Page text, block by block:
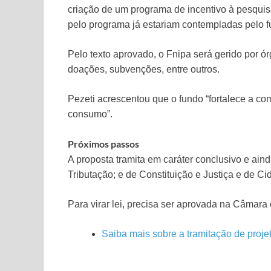
criação de um programa de incentivo à
pelo programa já estariam contempladas pelo
Pelo texto aprovado, o Fnipa será gerido por
doações, subvenções, entre outros.
Pezeti acrescentou que o fundo “fortalece a
consumo”.
Próximos passos
A proposta tramita em caráter conclusivo e
Tributação; e de Constituição e Justiça e de
Para virar lei, precisa ser aprovada na
Saiba mais sobre a tramitação de